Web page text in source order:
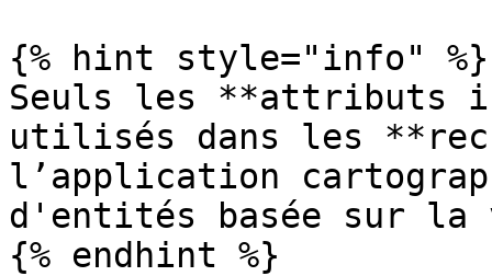
{% hint style="info" %}
Seuls les **attributs
utilisés dans les
l’application
d'entités basée sur
{% endhint %}